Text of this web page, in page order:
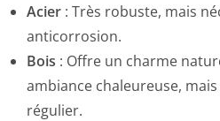
Acier : Très robuste, mais
anticorrosion.
Bois : Offre un charme
ambiance chaleureuse,
régulier.